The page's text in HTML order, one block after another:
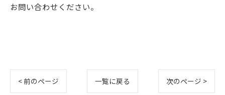
お問い合わせください。
< 前のページ 一覧に戻る 次のページ >